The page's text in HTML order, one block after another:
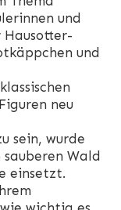
und
Hausotter-
und
neu
sein, wurde
sauberen Wald
einsetzt.